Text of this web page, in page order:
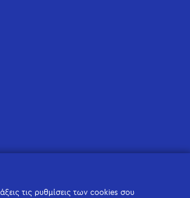
τις ρυθμίσεις των cookies σου